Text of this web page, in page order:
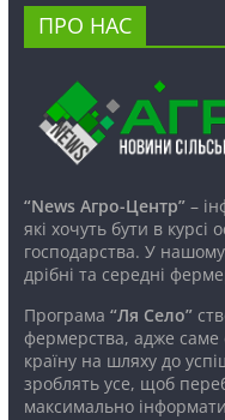
ПРО НАС
“News Агро-Центр”–
які хочуть бути в курсі
господарства. У
дрібні та середні
Програма “Ля Село”
фермерства, адже саме
країну на шляху до
зроблять усе, щоб
максимально